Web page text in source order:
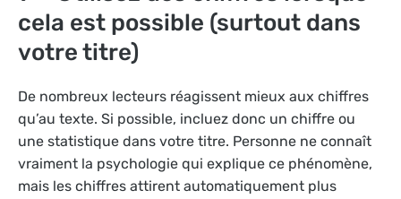
cela est possible (surtout dans
votre titre)
De nombreux lecteurs réagissent mieux aux chiffres
qu’au texte. Si possible, incluez donc un chiffre ou
une statistique dans votre titre. Personne ne connaît
vraiment la psychologie qui explique ce phénomène,
mais les chiffres attirent automatiquement plus